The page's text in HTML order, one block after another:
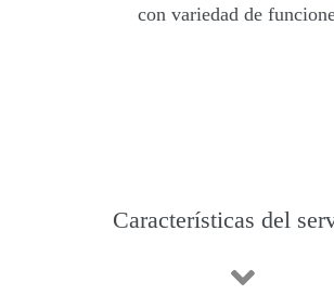
con variedad de
Características del